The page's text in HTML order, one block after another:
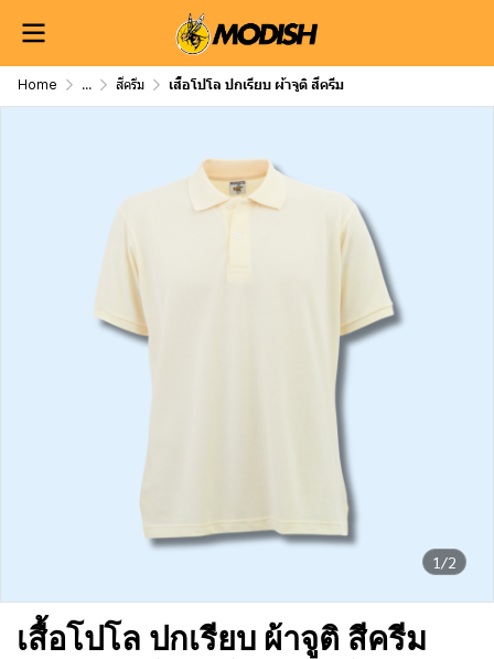
Home ... สีครีม เสื้อโปโล ปกเรียบ ผ้าจูติ สีครีม
1/2
เสื้อโปโล ปกเรียบ ผ้าจูติ สีครีม